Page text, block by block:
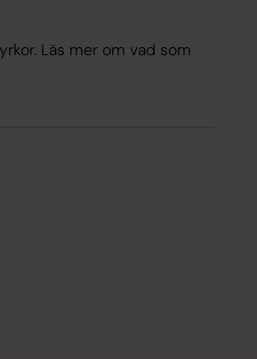
Läs mer om vad som